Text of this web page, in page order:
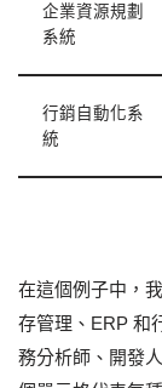
企業資源規劃
系統
行銷自動化系
統
在這個例子中，
存管理、ERP 和
務分析師、開發